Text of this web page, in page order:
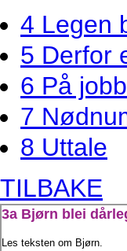
4 Legen
5 Derfor
6 På
7
8 Uttale
TILBAKE